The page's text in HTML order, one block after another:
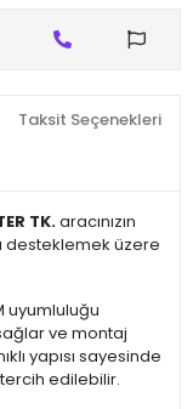
Taksit Seçenekleri
TK.aracınızın
desteklemek üzere
uyumluluğu
ve montaj
yapısı sayesinde
edilebilir.